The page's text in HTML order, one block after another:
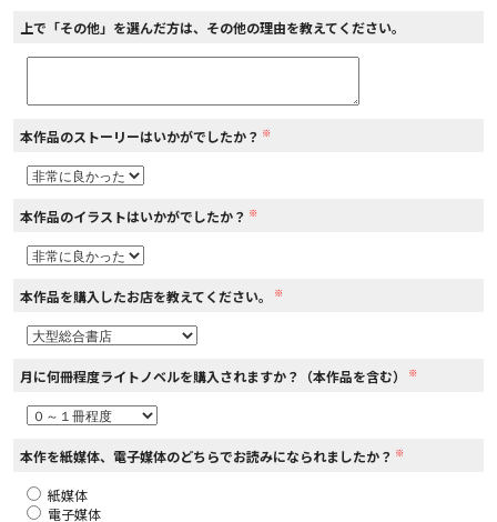
コミックパルフェ
閉じる
上で「その他」を選んだ方は、その他の理由を教えてください。
本作品のストーリーはいかがでしたか？ ※
本作品のイラストはいかがでしたか？ ※
本作品を購入したお店を教えてください。 ※
月に何冊程度ライトノベルを購入されますか？（本作品を含む） ※
本作を紙媒体、電子媒体のどちらでお読みになられましたか？ ※
紙媒体
電子媒体